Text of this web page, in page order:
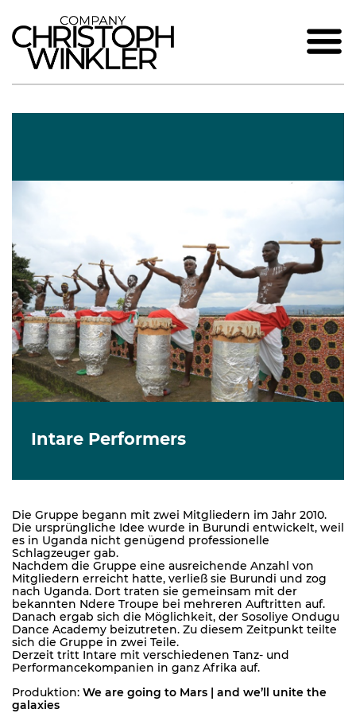
Intare Performers
Die Gruppe begann mit zwei Mitgliedern im Jahr 2010.
Die ursprüngliche Idee wurde in Burundi entwickelt, weil
es in Uganda nicht genügend professionelle
Schlagzeuger gab.
Nachdem die Gruppe eine ausreichende Anzahl von
Mitgliedern erreicht hatte, verließ sie Burundi und zog
nach Uganda. Dort traten sie gemeinsam mit der
bekannten Ndere Troupe bei mehreren Auftritten auf.
Danach ergab sich die Möglichkeit, der Sosoliye Ondugu
Dance Academy beizutreten. Zu diesem Zeitpunkt teilte
sich die Gruppe in zwei Teile.
Derzeit tritt Intare mit verschiedenen Tanz- und
Performancekompanien in ganz Afrika auf.
Produktion: We are going to Mars | and we’ll unite the
galaxies